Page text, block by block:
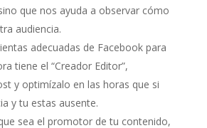
que nos ayuda a observar cómo
audiencia.
adecuadas de Facebook para
tiene el “Creador Editor”,
y optimízalo en las horas que si
y tu estas ausente.
sea el promotor de tu contenido,